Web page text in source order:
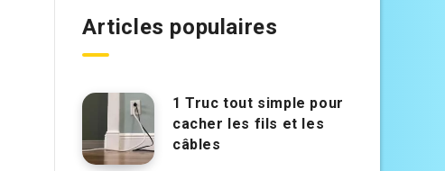
Articles populaires
1 Truc tout simple pour
cacher les fils et les
câbles